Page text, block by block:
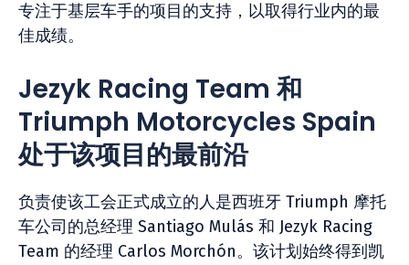
专注于基层车手的项目的支持，以取得行业内的最
佳成绩。
Jezyk Racing Team 和
Triumph Motorcycles Spain
处于该项目的最前沿
负责使该工会正式成立的人是西班牙 Triumph 摩托
车公司的总经理 Santiago Mulás 和 Jezyk Racing
Team 的经理 Carlos Morchón。该计划始终得到凯